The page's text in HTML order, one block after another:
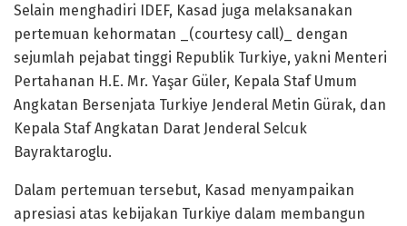
Selain menghadiri IDEF, Kasad juga melaksanakan
pertemuan kehormatan _(courtesy call)_ dengan
sejumlah pejabat tinggi Republik Turkiye, yakni Menteri
Pertahanan H.E. Mr. Yaşar Güler, Kepala Staf Umum
Angkatan Bersenjata Turkiye Jenderal Metin Gürak, dan
Kepala Staf Angkatan Darat Jenderal Selcuk
Bayraktaroglu.
Dalam pertemuan tersebut, Kasad menyampaikan
apresiasi atas kebijakan Turkiye dalam membangun